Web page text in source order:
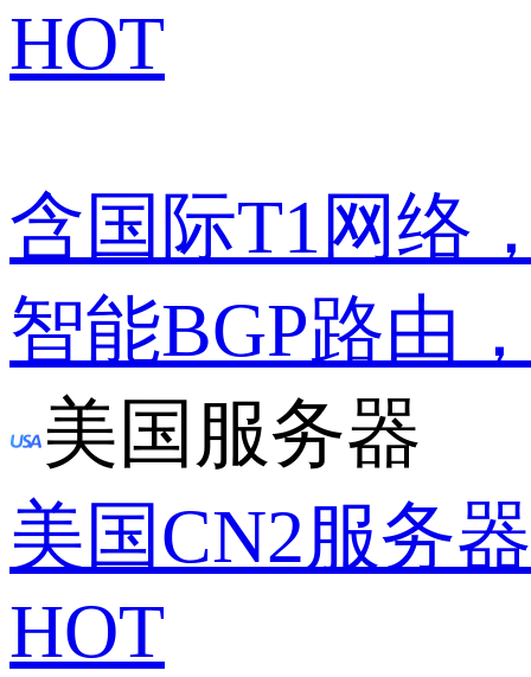
HOT
含国际T1网络
智能BGP路由
美国服务器
美国CN2服务器
HOT